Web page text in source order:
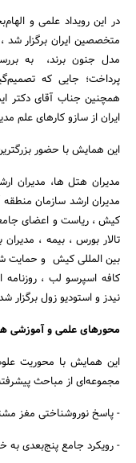
در این رویداد علمی و
متخصصین ایران برگزار شد
مدل جنون برند، به
پرداخت؛ جایی که
همچنین جناب آقای دکتر
ایران از سازو کارهای
این همایش با حضور
مدیران هتل ها، مدیران
مدیران ارشد سازمان
کیش ، ریاست و اعضای
تالار بورس ، بیمه ،
بین المللی کیش و حمایت
کافه اسپرسو لب ،
نیدز و استودیو زول برگزار
محورهای علمی و آموزشی
این همایش با محوریت
مجموعه‌ای از مباحث
- پاسخ نوروشناختی مغز
- رویکرد جامع پنج‌بعدی